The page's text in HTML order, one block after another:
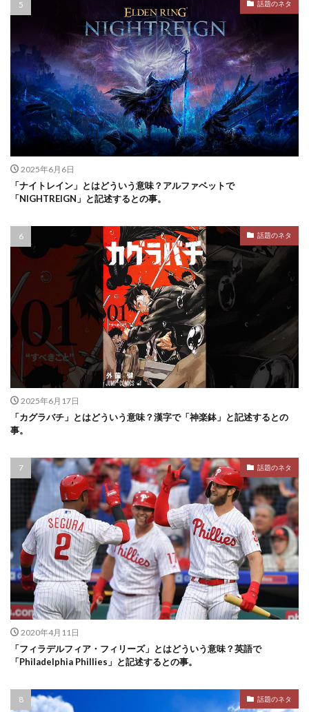
話題のネタ
2025年6月6日
「ナイトレイン」とはどういう意味？アルファベットで
「NIGHTREIGN」と記述するとの事。
話題のネタ
2025年6月17日
「カグラバチ」とはどういう意味？漢字で「神楽鉢」と記述するとの
事。
話題のネタ
2020年4月11日
「フィラデルフィア・フィリーズ」とはどういう意味？英語で
「Philadelphia Phillies」と記述するとの事。
話題のネタ